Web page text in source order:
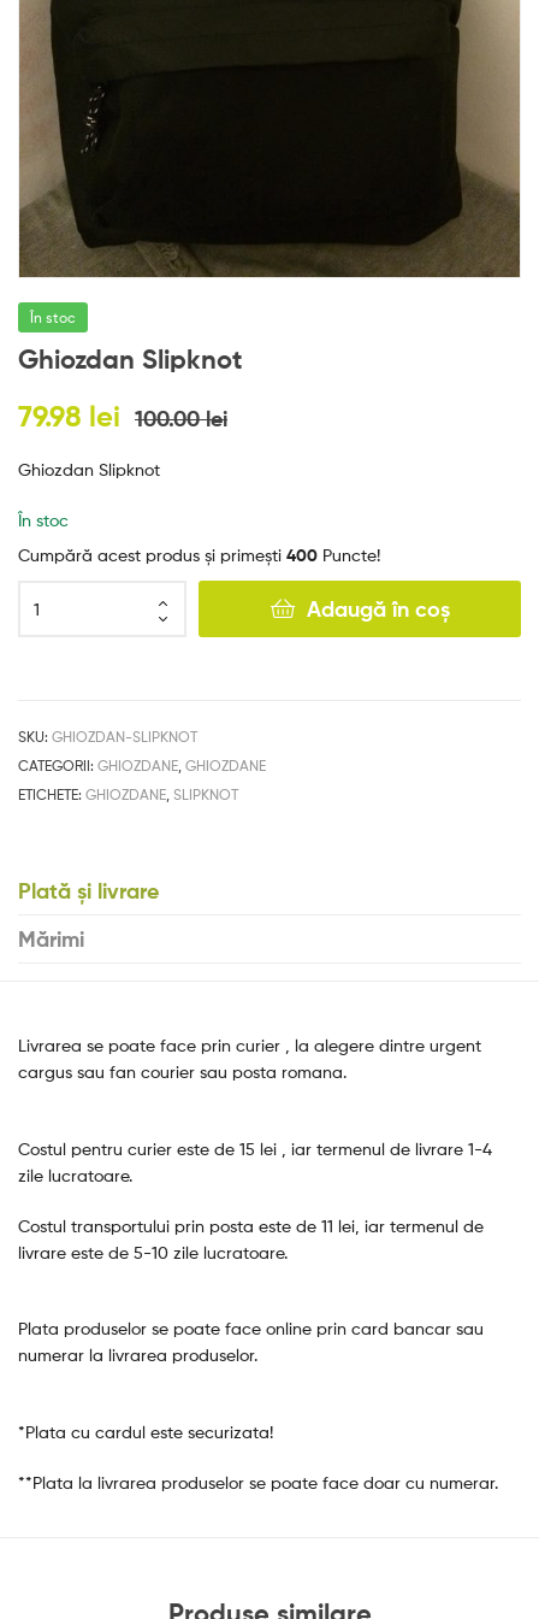
În stoc
Ghiozdan Slipknot
100.00lei
79.98 lei
Ghiozdan Slipknot
În stoc
Cumpără acest produs și primești 400 Puncte!
Adaugă în coș
SKU: GHIOZDAN-SLIPKNOT
CATEGORII: GHIOZDANE, GHIOZDANE
ETICHETE: GHIOZDANE, SLIPKNOT
Plată și livrare
Mărimi
Livrarea se poate face prin curier , la alegere dintre urgent
cargus sau fan courier sau posta romana.
Costul pentru curier este de 15 lei , iar termenul de livrare 1-4
zile lucratoare.
Costul transportului prin posta este de 11 lei, iar termenul de
livrare este de 5-10 zile lucratoare.
Plata produselor se poate face online prin card bancar sau
numerar la livrarea produselor.
*Plata cu cardul este securizata!
**Plata la livrarea produselor se poate face doar cu numerar.